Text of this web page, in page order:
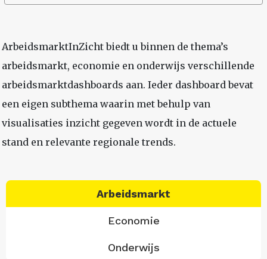
ArbeidsmarktInZicht biedt u binnen de thema’s
arbeidsmarkt, economie en onderwijs verschillende
arbeidsmarktdashboards aan. Ieder dashboard bevat
een eigen subthema waarin met behulp van
visualisaties inzicht gegeven wordt in de actuele
stand en relevante regionale trends.
Arbeidsmarkt
Economie
Onderwijs